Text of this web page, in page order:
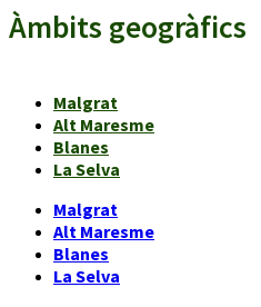
Àmbits geogràfics
Malgrat
Alt Maresme
Blanes
La Selva
Malgrat
Alt Maresme
Blanes
La Selva